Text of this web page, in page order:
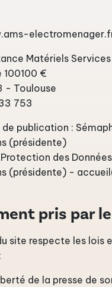
Matériels Services
100100 €
- Toulouse
753
de publication :
(présidente)
des
(présidente) -
pris par
site respecte les lois
de la presse de